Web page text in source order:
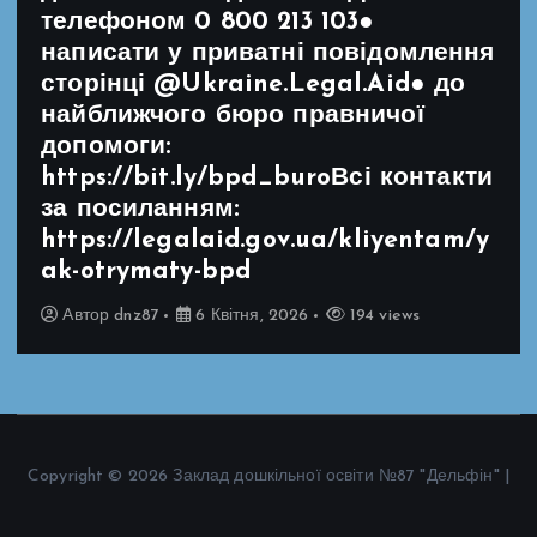
телефоном 0 800 213 103●
написати у приватні повідомлення
сторінці @Ukraine.Legal.Aid● до
найближчого бюро правничої
допомоги:
https://bit.ly/bpd_buroВсі контакти
за посиланням:
https://legalaid.gov.ua/kliyentam/y
ak-otrymaty-bpd
Авторdnz87 6 Квітня, 2026 194 views
Copyright © 2026 Заклад дошкільної освіти №87 "Дельфін" |